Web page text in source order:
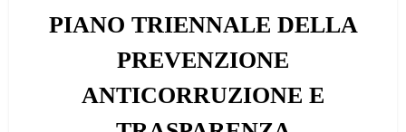
PIANO TRIENNALE DELLA
PREVENZIONE
ANTICORRUZIONE E